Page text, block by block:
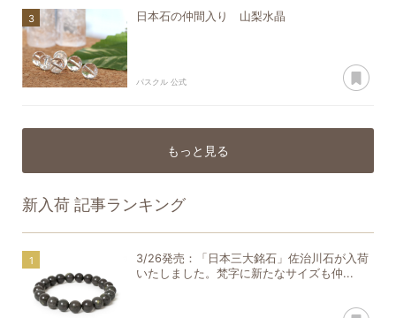
日本石の仲間入り 山梨水晶
パスクル 公式
もっと見る
新入荷 記事ランキング
3/26発売：「日本三大銘石」佐治川石が入荷
いたしました。梵字に新たなサイズも仲...